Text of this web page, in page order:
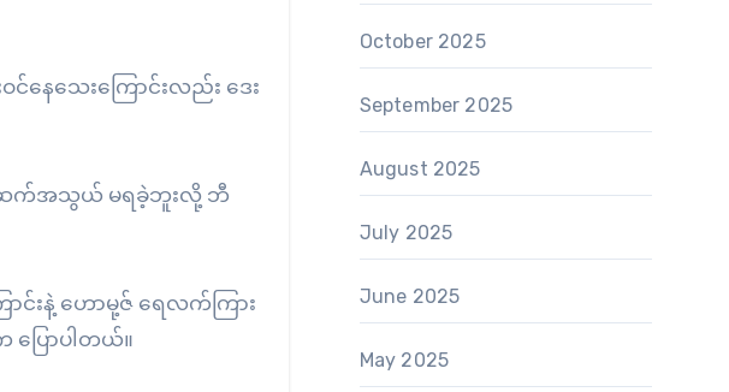
နေသေးကြောင်းလည်း ဒေး
ဆက်အသွယ် မရခဲ့ဘူးလို့ ဘီ
င်းနဲ့ ဟောမု့ဇ် ရေလက်ကြား
ြောပါတယ်။
October 2025
September 2025
August 2025
July 2025
June 2025
May 2025